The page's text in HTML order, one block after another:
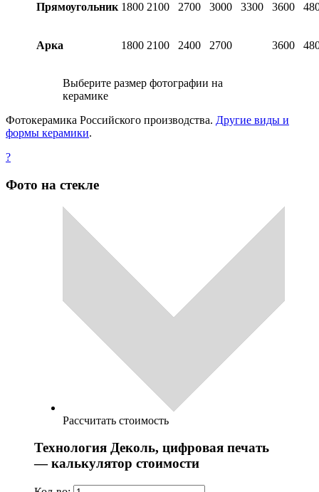
Прямоугольник 1800 2100 2700 3000 3300 3600
Арка 1800 2100 2400 2700 3600
Выберите размер фотографии на
керамике
Фотокерамика Российского производства. Другие виды и
формы керамики.
?
Фото на стекле
Рассчитать стоимость
Технология Деколь, цифровая печать
— калькулятор стоимости